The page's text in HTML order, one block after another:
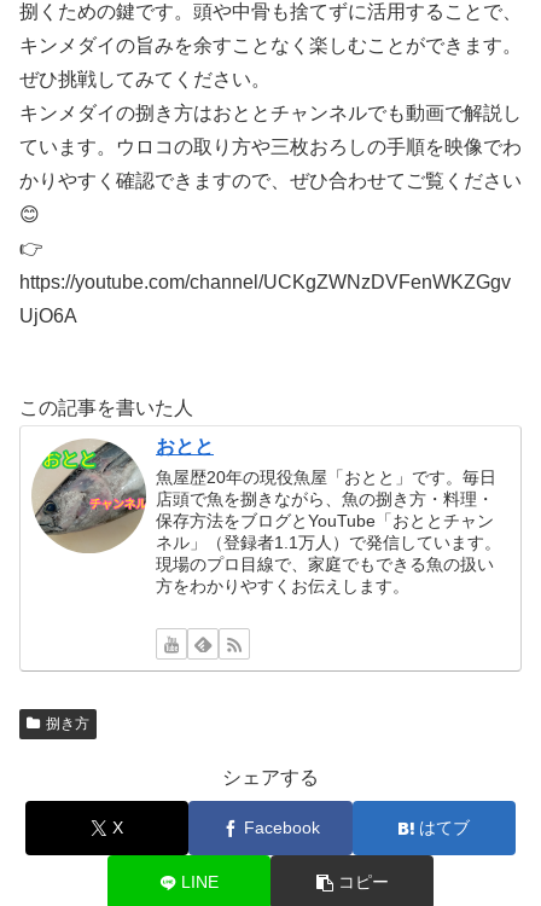
捌くための鍵です。頭や中骨も捨てずに活用することで、
キンメダイの旨みを余すことなく楽しむことができます。
ぜひ挑戦してみてください。
キンメダイの捌き方はおととチャンネルでも動画で解説し
ています。ウロコの取り方や三枚おろしの手順を映像でわ
かりやすく確認できますので、ぜひ合わせてご覧ください
😊
👉
https://youtube.com/channel/UCKgZWNzDVFenWKZGgv
UjO6A
この記事を書いた人
おとと
魚屋歴20年の現役魚屋「おとと」です。毎日
店頭で魚を捌きながら、魚の捌き方・料理・
保存方法をブログとYouTube「おととチャン
ネル」（登録者1.1万人）で発信しています。
現場のプロ目線で、家庭でもできる魚の扱い
方をわかりやすくお伝えします。
捌き方
シェアする
X Facebook はてブ
LINE コピー